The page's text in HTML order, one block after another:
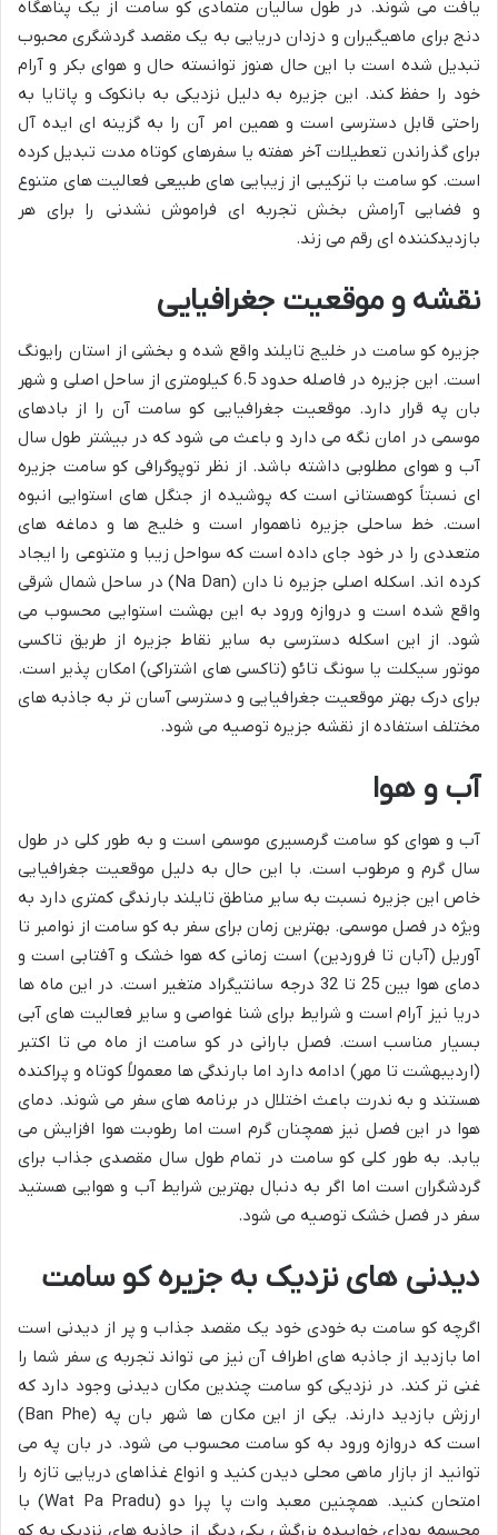
یافت می شوند. در طول سالیان متمادی کو سامت از یک پناهگاه
دنج برای ماهیگیران و دزدان دریایی به یک مقصد گردشگری محبوب
تبدیل شده است با این حال هنوز توانسته حال و هوای بکر و آرام
خود را حفظ کند. این جزیره به دلیل نزدیکی به بانکوک و پاتایا به
راحتی قابل دسترسی است و همین امر آن را به گزینه ای ایده آل
برای گذراندن تعطیلات آخر هفته یا سفرهای کوتاه مدت تبدیل کرده
است. کو سامت با ترکیبی از زیبایی های طبیعی فعالیت های متنوع
و فضایی آرامش بخش تجربه ای فراموش نشدنی را برای هر
بازدیدکننده ای رقم می زند.
نقشه و موقعیت جغرافیایی
جزیره کو سامت در خلیج تایلند واقع شده و بخشی از استان رایونگ
است. این جزیره در فاصله حدود 6.5 کیلومتری از ساحل اصلی و شهر
بان په قرار دارد. موقعیت جغرافیایی کو سامت آن را از بادهای
موسمی در امان نگه می دارد و باعث می شود که در بیشتر طول سال
آب و هوای مطلوبی داشته باشد. از نظر توپوگرافی کو سامت جزیره
ای نسبتاً کوهستانی است که پوشیده از جنگل های استوایی انبوه
است. خط ساحلی جزیره ناهموار است و خلیج ها و دماغه های
متعددی را در خود جای داده است که سواحل زیبا و متنوعی را ایجاد
کرده اند. اسکله اصلی جزیره نا دان (Na Dan) در ساحل شمال شرقی
واقع شده است و دروازه ورود به این بهشت استوایی محسوب می
شود. از این اسکله دسترسی به سایر نقاط جزیره از طریق تاکسی
موتور سیکلت یا سونگ تائو (تاکسی های اشتراکی) امکان پذیر است.
برای درک بهتر موقعیت جغرافیایی و دسترسی آسان تر به جاذبه های
مختلف استفاده از نقشه جزیره توصیه می شود.
آب و هوا
آب و هوای کو سامت گرمسیری موسمی است و به طور کلی در طول
سال گرم و مرطوب است. با این حال به دلیل موقعیت جغرافیایی
خاص این جزیره نسبت به سایر مناطق تایلند بارندگی کمتری دارد به
ویژه در فصل موسمی. بهترین زمان برای سفر به کو سامت از نوامبر تا
آوریل (آبان تا فروردین) است زمانی که هوا خشک و آفتابی است و
دمای هوا بین 25 تا 32 درجه سانتیگراد متغیر است. در این ماه ها
دریا نیز آرام است و شرایط برای شنا غواصی و سایر فعالیت های آبی
بسیار مناسب است. فصل بارانی در کو سامت از ماه می تا اکتبر
(اردیبهشت تا مهر) ادامه دارد اما بارندگی ها معمولاً کوتاه و پراکنده
هستند و به ندرت باعث اختلال در برنامه های سفر می شوند. دمای
هوا در این فصل نیز همچنان گرم است اما رطوبت هوا افزایش می
یابد. به طور کلی کو سامت در تمام طول سال مقصدی جذاب برای
گردشگران است اما اگر به دنبال بهترین شرایط آب و هوایی هستید
سفر در فصل خشک توصیه می شود.
دیدنی های نزدیک به جزیره کو سامت
اگرچه کو سامت به خودی خود یک مقصد جذاب و پر از دیدنی است
اما بازدید از جاذبه های اطراف آن نیز می تواند تجربه ی سفر شما را
غنی تر کند. در نزدیکی کو سامت چندین مکان دیدنی وجود دارد که
ارزش بازدید دارند. یکی از این مکان ها شهر بان په (Ban Phe)
است که دروازه ورود به کو سامت محسوب می شود. در بان په می
توانید از بازار ماهی محلی دیدن کنید و انواع غذاهای دریایی تازه را
امتحان کنید. همچنین معبد وات پا پرا دو (Wat Pa Pradu) با
مجسمه بودای خوابیده بزرگش یکی دیگر از جاذبه های نزدیک به کو